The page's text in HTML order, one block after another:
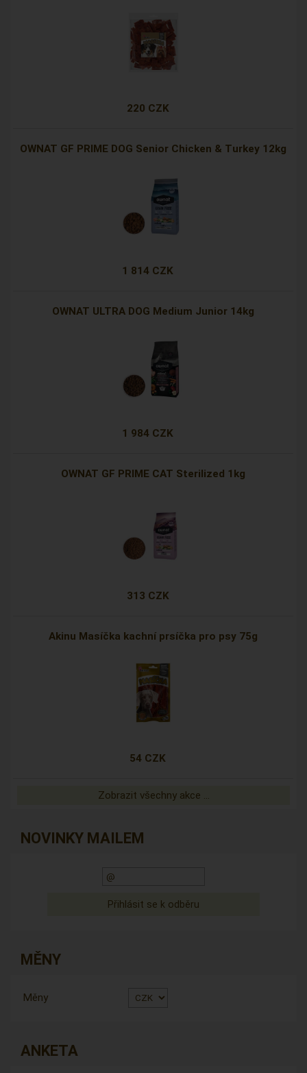
220 CZK
OWNAT GF PRIME DOG Senior Chicken & Turkey 12kg
1 814 CZK
OWNAT ULTRA DOG Medium Junior 14kg
1 984 CZK
OWNAT GF PRIME CAT Sterilized 1kg
313 CZK
Akinu Masíčka kachní prsíčka pro psy 75g
54 CZK
Zobrazit všechny akce ...
NOVINKY MAILEM
MĚNY
Měny
ANKETA